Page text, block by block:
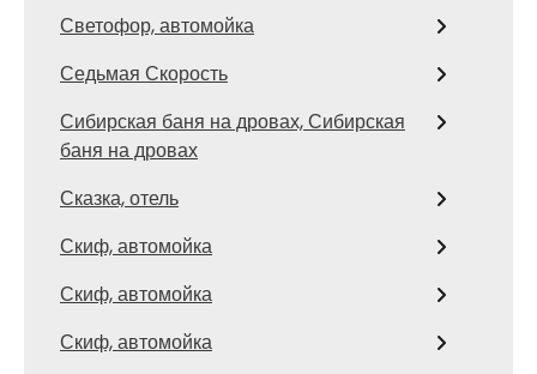
Светофор, автомойка
Седьмая Скорость
Сибирская баня на дровах, Сибирская
баня на дровах
Сказка, отель
Скиф, автомойка
Скиф, автомойка
Скиф, автомойка